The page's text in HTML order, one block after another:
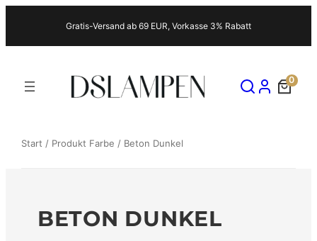
springen
Gratis-Versand ab 69 EUR, Vorkasse 3% Rabatt
0
Start / Produkt Farbe / Beton Dunkel
BETON DUNKEL